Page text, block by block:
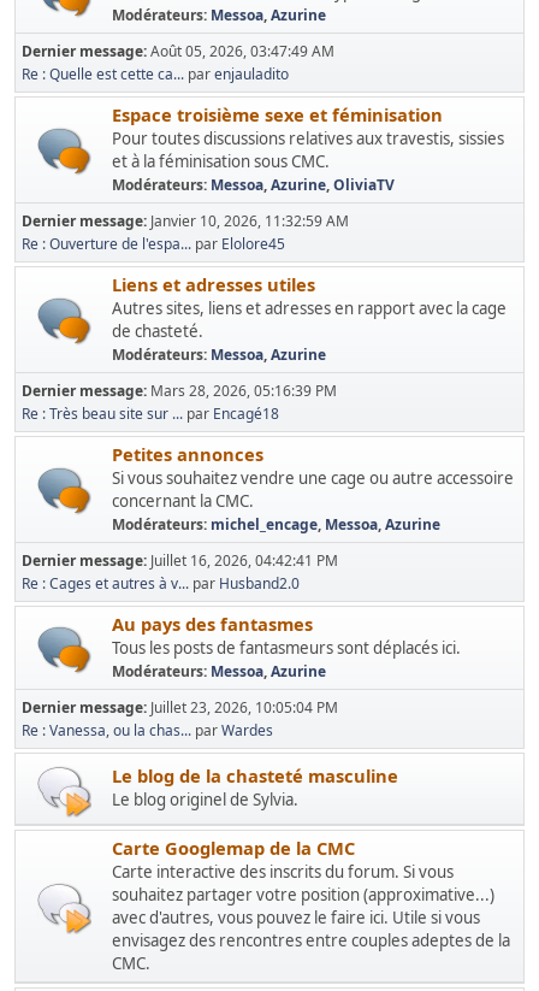
Modérateurs: Messoa,Azurine
Dernier message:Août 05, 2026, 03:47:49 AM
Re : Quelle est cette ca... parenjauladito
Espace troisième sexe et féminisation
Pour toutes discussions relatives aux travestis, sissies
et à la féminisation sous CMC.
Modérateurs: Messoa,Azurine,OliviaTV
Dernier message: Janvier 10, 2026, 11:32:59 AM
Re : Ouverture de l'espa... par Elolore45
Liens et adresses utiles
Autres sites, liens et adresses en rapport avec la cage
de chasteté.
Modérateurs: Messoa,Azurine
Dernier message: Mars 28, 2026, 05:16:39 PM
Re : Très beau site sur ... par Encagé18
Petites annonces
Si vous souhaitez vendre une cage ou autre accessoire
concernant la CMC.
Modérateurs: michel_encage, Messoa,Azurine
Dernier message: Juillet 16, 2026, 04:42:41 PM
Re : Cages et autres à v... par Husband2.0
Au pays des fantasmes
Tous les posts de fantasmeurs sont déplacés ici.
Modérateurs: Messoa,Azurine
Dernier message: Juillet 23, 2026, 10:05:04 PM
Re : Vanessa, ou la chas... parWardes
Le blog de la chasteté masculine
Le blog originel de Sylvia.
Carte Googlemap de la CMC
Carte interactive des inscrits du forum. Si vous
souhaitez partager votre position (approximative...)
avec d'autres, vous pouvez le faire ici. Utile si vous
envisagez des rencontres entre couples adeptes de la
CMC.